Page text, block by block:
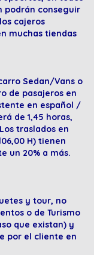
podrán conseguir
cajeros
muchas tiendas
Sedan/Vans o
de pasajeros en
en español /
de 1,45 horas,
traslados en
H) tienen
un 20% a más.
y tour, no
o de Turismo
que existan) y
por el cliente en